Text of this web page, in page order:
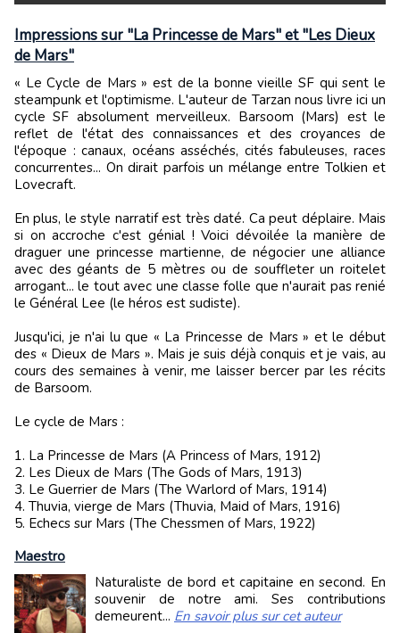
Impressions sur "La Princesse de Mars" et "Les Dieux
de Mars"
« Le Cycle de Mars » est de la bonne vieille SF qui sent le
steampunk et l'optimisme. L'auteur de Tarzan nous livre ici un
cycle SF absolument merveilleux. Barsoom (Mars) est le
reflet de l'état des connaissances et des croyances de
l'époque : canaux, océans asséchés, cités fabuleuses, races
concurrentes... On dirait parfois un mélange entre Tolkien et
Lovecraft.
En plus, le style narratif est très daté. Ca peut déplaire. Mais
si on accroche c'est génial ! Voici dévoilée la manière de
draguer une princesse martienne, de négocier une alliance
avec des géants de 5 mètres ou de souffleter un roitelet
arrogant... le tout avec une classe folle que n'aurait pas renié
le Général Lee (le héros est sudiste).
Jusqu'ici, je n'ai lu que « La Princesse de Mars » et le début
des « Dieux de Mars ». Mais je suis déjà conquis et je vais, au
cours des semaines à venir, me laisser bercer par les récits
de Barsoom.
Le cycle de Mars :
1. La Princesse de Mars (A Princess of Mars, 1912)
2. Les Dieux de Mars (The Gods of Mars, 1913)
3. Le Guerrier de Mars (The Warlord of Mars, 1914)
4. Thuvia, vierge de Mars (Thuvia, Maid of Mars, 1916)
5. Echecs sur Mars (The Chessmen of Mars, 1922)
Maestro
Naturaliste de bord et capitaine en second. En
souvenir de notre ami. Ses contributions
demeurent... En savoir plus sur cet auteur